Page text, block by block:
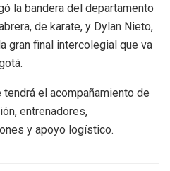
la bandera del departamento
de karate, y Dylan Nieto,
gran final intercolegial que va
el acompañamiento de
entrenadores,
y apoyo logístico.